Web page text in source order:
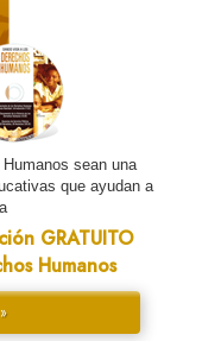
sean una
que ayudan a
GRATUITO
Humanos